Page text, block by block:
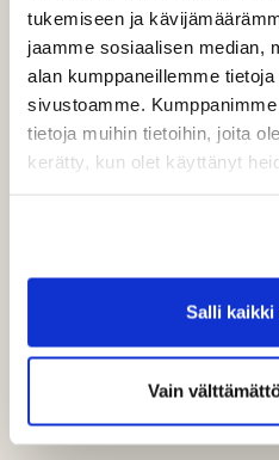
tukemiseen ja
jaamme sosiaalisen median,
alan kumppaneillemme
sivustoamme.
tietoja muihin tietoihin, joita
kerätty, kun olet käyttänyt
Salli kaikki
Vain
Luonnon ehdoilla
Kumpuileva
korkeuserot tekevät
luonnollisesti ja tekee
hieman erilaisen.